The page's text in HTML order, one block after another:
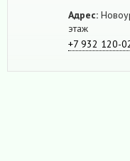
Адрес:
этаж
+7 932 120-